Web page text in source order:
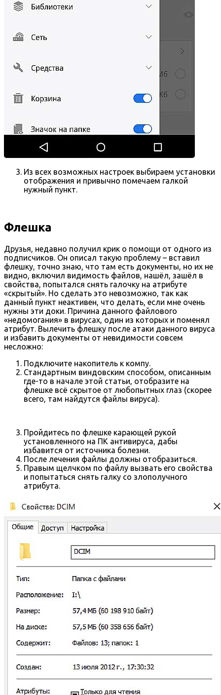
Из всех возможных настроек выбираем установки
отображения и привычно помечаем галкой
нужный пункт.
Флешка
Друзья, недавно получил крик о помощи от одного из
подписчиков. Он описал такую проблему – вставил
флешку, точно знаю, что там есть документы, но их не
видно, включил видимость файлов, нашёл, зашёл в
свойства, попытался снять галочку на атрибуте
«скрытый». Но сделать это невозможно, так как
данный пункт неактивен, что делать, если мне очень
нужны эти доки. Причина данного файлового
«недомогания» в вирусах, один из которых и поменял
атрибут. Вылечить флешку после атаки данного вируса
и избавить документы от невидимости совсем
несложно:
Подключите накопитель к компу.
Стандартным виндовским способом, описанным
где-то в начале этой статьи, отобразите на
флешке всё скрытое от любопытных глаз (скорее
всего, там найдутся файлы вируса).
Пройдитесь по флешке карающей рукой
установленного на ПК антивируса, дабы
избавится от источника болезни.
После лечения файлы должны отобразиться.
Правым щелчком по файлу вызвать его свойства
и попытаться снять галку со злополучного
атрибута.